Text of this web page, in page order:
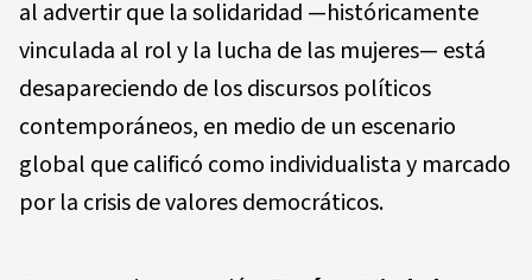
al advertir que la solidaridad —históricamente
vinculada al rol y la lucha de las mujeres— está
desapareciendo de los discursos políticos
contemporáneos, en medio de un escenario
global que calificó como individualista y marcado
por la crisis de valores democráticos.